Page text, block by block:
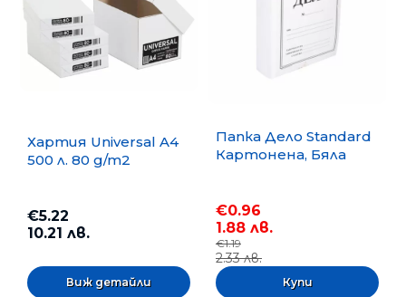
Хартия Universal A4
500 л. 80 g/m2
€5.22
10.21 лв.
Виж детайли
Папка Дело Standard
Картонена, Бяла
€0.96
1.88 лв.
€1.19
2.33 лв.